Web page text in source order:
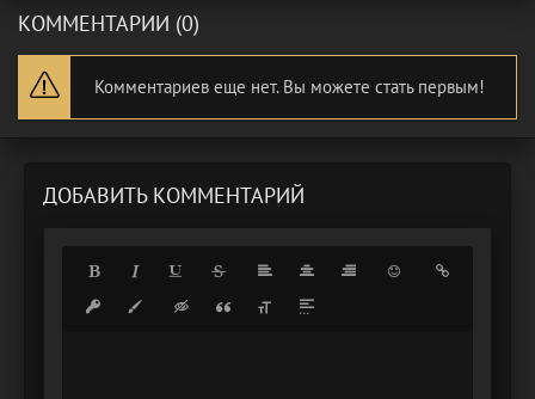
КОММЕНТАРИИ (0)
Комментариев еще нет. Вы можете стать первым!
ДОБАВИТЬ КОММЕНТАРИЙ